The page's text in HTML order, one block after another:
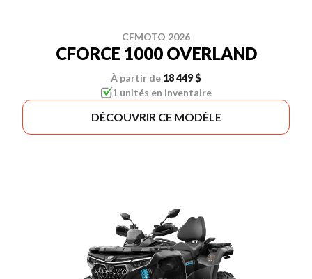
CFMOTO 2026
CFORCE 1000 OVERLAND
À partir de 18 449 $
1 unités en inventaire
DÉCOUVRIR CE MODÈLE